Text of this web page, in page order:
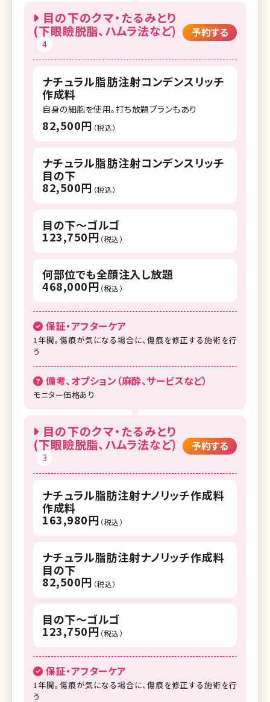
目の下のクマ・たるみとり
(下眼瞼脱脂、ハムラ法など)
4
予約する
ナチュラル脂肪注射コンデンスリッチ
作成料
自身の細胞を使用。打ち放題プランもあり
82,500円 （税込）
ナチュラル脂肪注射コンデンスリッチ
目の下
82,500円 （税込）
目の下～ゴルゴ
123,750円 （税込）
何部位でも全顔注入し放題
468,000円 （税込）
保証・アフターケア
1年間。傷痕が気になる場合に、傷痕を修正する施術を行
う
備考、オプション（麻酔、サービスなど）
モニター価格あり
目の下のクマ・たるみとり
(下眼瞼脱脂、ハムラ法など)
3
予約する
ナチュラル脂肪注射ナノリッチ作成料
作成料
163,980円 （税込）
ナチュラル脂肪注射ナノリッチ作成料
目の下
82,500円 （税込）
目の下～ゴルゴ
123,750円 （税込）
保証・アフターケア
1年間。傷痕が気になる場合に、傷痕を修正する施術を行
う